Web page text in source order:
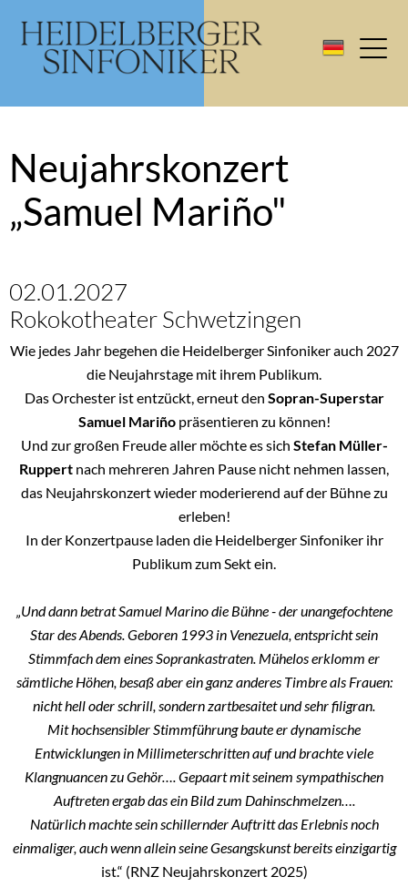
Neujahrskonzert
„Samuel Mariño"
02.01.2027
Rokokotheater Schwetzingen
Wie jedes Jahr begehen die Heidelberger Sinfoniker auch 2027
die Neujahrstage mit ihrem Publikum.
Das Orchester ist entzückt, erneut den Sopran-Superstar
Samuel Mariñopräsentieren zu können!
Und zur großen Freude aller möchte es sich Stefan Müller-
Ruppert nach mehreren Jahren Pause nicht nehmen lassen,
das Neujahrskonzert wieder moderierend auf der Bühne zu
erleben!
In der Konzertpause laden die Heidelberger Sinfoniker ihr
Publikum zum Sekt ein.
„Und dann betrat Samuel Marino die Bühne - der unangefochtene
Star des Abends. Geboren 1993 in Venezuela, entspricht sein
Stimmfach dem eines Soprankastraten. Mühelos erklomm er
sämtliche Höhen, besaß aber ein ganz anderes Timbre als Frauen:
nicht hell oder schrill, sondern zartbesaitet und sehr filigran.
Mit hochsensibler Stimmführung baute er dynamische
Entwicklungen in Millimeterschritten auf und brachte viele
Klangnuancen zu Gehör…. Gepaart mit seinem sympathischen
Auftreten ergab das ein Bild zum Dahinschmelzen….
Natürlich machte sein schillernder Auftritt das Erlebnis noch
einmaliger, auch wenn allein seine Gesangskunst bereits einzigartig
ist.“ (RNZ Neujahrskonzert 2025)